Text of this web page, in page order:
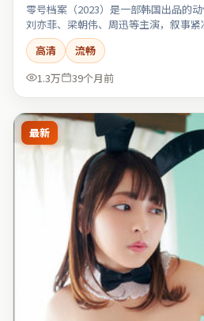
零号档案（2023）是一部韩国出品的动
刘亦菲、梁朝伟、周迅等主演，叙事紧
高清
流畅
1.3万
39个月前
最新